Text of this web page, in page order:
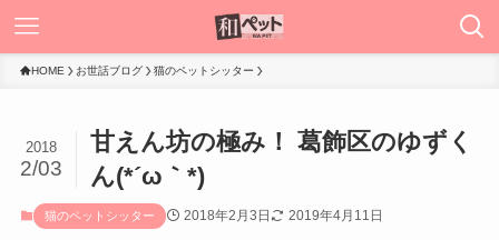
HOME お世話ブログ 猫のペットシッター
甘えん坊の極み！ 葛飾区のゆずく
ん(*´ω｀*)
2018
2/03
猫のペットシッター 2018年2月3日 2019年4月11日